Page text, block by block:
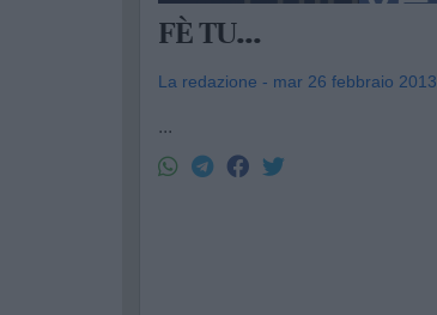
FÈ TU...
La redazione - mar 26 febbraio 2013
...